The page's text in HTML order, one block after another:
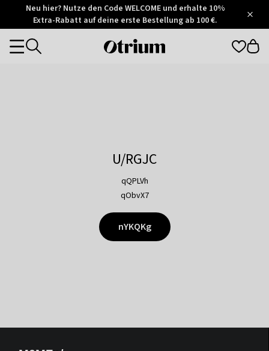
Otrium
Trustpilot
Neu hier? Nutze den Code WELCOME und erhalte 10%
Extra-Rabatt auf deine erste Bestellung ab 100 €.
Otrium
Categories
U/RGJC
qQPLVh
qObvX7
nYKQKg